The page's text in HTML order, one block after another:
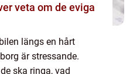
längs en hårt
är stressande.
ska ringa, vad